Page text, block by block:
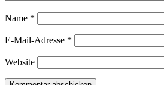
Name *
E-Mail-Adresse *
Website